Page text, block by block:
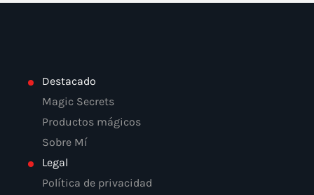
Destacado
Magic Secrets
Productos mágicos
Sobre Mí
Legal
Política de privacidad